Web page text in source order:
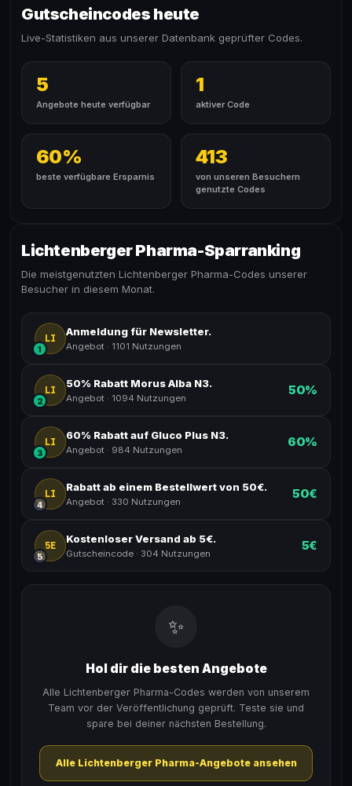
Gutscheincodes heute
Live-Statistiken aus unserer Datenbank geprüfter Codes.
5
Angebote heute verfügbar
1
aktiver Code
60%
beste verfügbare Ersparnis
413
von unseren Besuchern
genutzte Codes
Lichtenberger Pharma-Sparranking
Die meistgenutzten Lichtenberger Pharma-Codes unserer
Besucher in diesem Monat.
LI
1
Anmeldung für Newsletter.
Angebot · 1101 Nutzungen
LI
2
50% Rabatt Morus Alba N3.
Angebot · 1094 Nutzungen
50%
LI
3
60% Rabatt auf Gluco Plus N3.
Angebot · 984 Nutzungen
60%
LI
4
Rabatt ab einem Bestellwert von 50€.
Angebot · 330 Nutzungen
50€
5E
5
Kostenloser Versand ab 5€.
Gutscheincode · 304 Nutzungen
5€
✨
Hol dir die besten Angebote
Alle Lichtenberger Pharma-Codes werden von unserem
Team vor der Veröffentlichung geprüft. Teste sie und
spare bei deiner nächsten Bestellung.
Alle Lichtenberger Pharma-Angebote ansehen